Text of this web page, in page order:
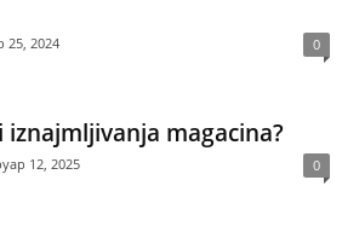
25, 2024 0
magacina?
12, 2025 0